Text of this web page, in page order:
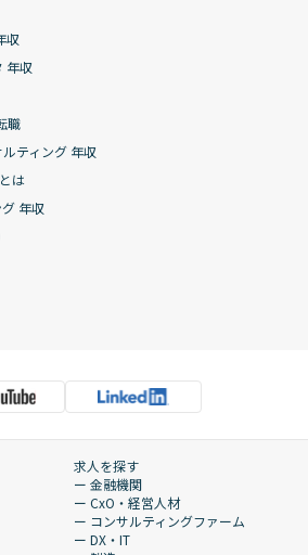
収
年収
職
ティング 年収
は
年収
求人を探す
ー 金融機関
ー CxO・経営人材
ー コンサルティングファーム
ー DX・IT